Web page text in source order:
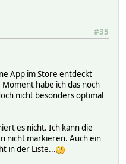
#35
App im Store entdeckt
habe ich das noch
nicht besonders optimal
es nicht. Ich kann die
nicht markieren. Auch ein
in der Liste...